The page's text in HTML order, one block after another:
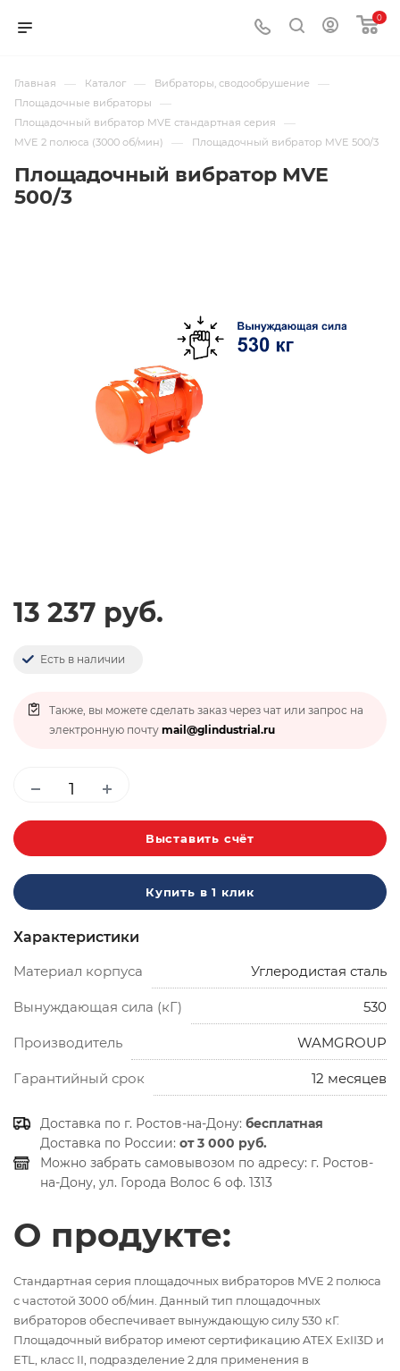
0
Главная — Каталог — Вибраторы, сводообрушение —
Площадочные вибраторы —
Площадочный вибратор MVE стандартная серия —
MVE 2 полюса (3000 об/мин) — Площадочный вибратор MVE 500/3
Площадочный вибратор MVE
500/3
13 237 руб.
Есть в наличии
Также, вы можете сделать заказ через чат или запрос на
электронную почту mail@glindustrial.ru
Выставить счёт
Купить в 1 клик
Характеристики
Материал корпуса
Углеродистая сталь
Вынуждающая сила (кГ) 530
Производитель WAMGROUP
Гарантийный срок 12 месяцев
Доставка по г. Ростов-на-Дону: бесплатная
Доставка по России: от 3 000 руб.
Можно забрать самовывозом по адресу: г. Ростов-
на-Дону, ул. Города Волос 6 оф. 1313
О продукте:
Стандартная серия площадочных вибраторов MVE 2 полюса
с частотой 3000 об/мин. Данный тип площадочных
вибраторов обеспечивает вынуждающую силу 530 кГ.
Площадочный вибратор имеют сертификацию ATEX ExII3D и
ETL, класс II, подразделение 2 для применения в